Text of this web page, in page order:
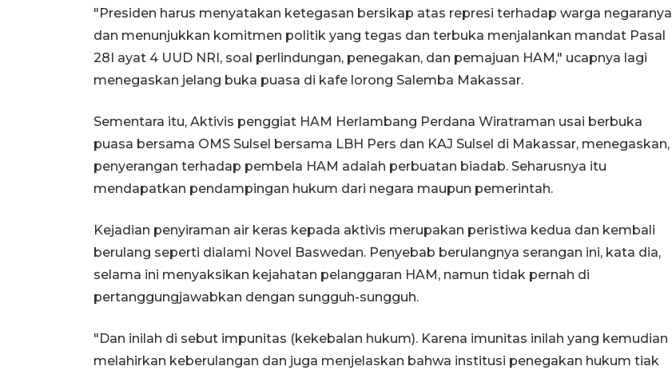
"Presiden harus menyatakan ketegasan bersikap atas represi terhadap warga negaranya
dan menunjukkan komitmen politik yang tegas dan terbuka menjalankan mandat Pasal
28I ayat 4 UUD NRI, soal perlindungan, penegakan, dan pemajuan HAM," ucapnya lagi
menegaskan jelang buka puasa di kafe lorong Salemba Makassar.
Sementara itu, Aktivis penggiat HAM Herlambang Perdana Wiratraman usai berbuka
puasa bersama OMS Sulsel bersama LBH Pers dan KAJ Sulsel di Makassar, menegaskan,
penyerangan terhadap pembela HAM adalah perbuatan biadab. Seharusnya itu
mendapatkan pendampingan hukum dari negara maupun pemerintah.
Kejadian penyiraman air keras kepada aktivis merupakan peristiwa kedua dan kembali
berulang seperti dialami Novel Baswedan. Penyebab berulangnya serangan ini, kata dia,
selama ini menyaksikan kejahatan pelanggaran HAM, namun tidak pernah di
pertanggungjawabkan dengan sungguh-sungguh.
"Dan inilah di sebut impunitas (kekebalan hukum). Karena imunitas inilah yang kemudian
melahirkan keberulangan dan juga menjelaskan bahwa institusi penegakan hukum tiak
FOTO - Kirab memperingati
HUT ke-80 Raja Keraton
Yogyakarta
02 April 2026 12:51 WIB